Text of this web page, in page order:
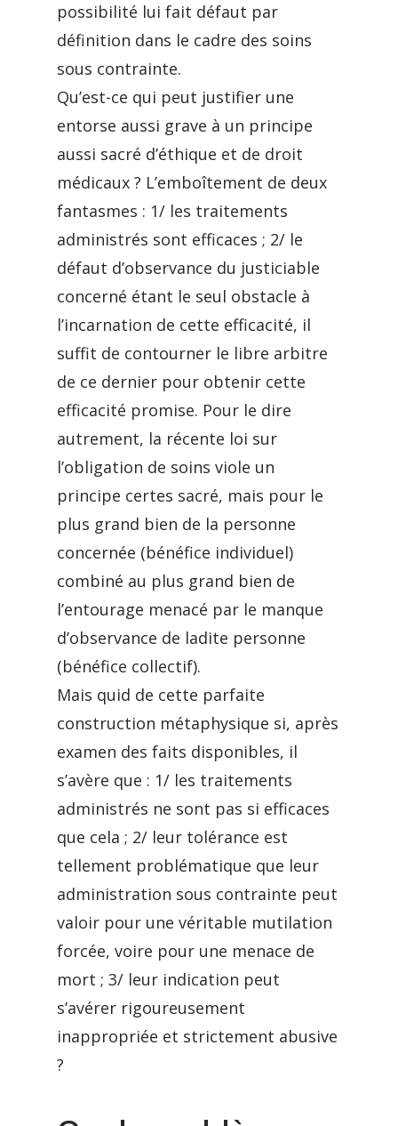
possibilité lui fait défaut par
définition dans le cadre des soins
sous contrainte.
Qu’est-ce qui peut justifier une
entorse aussi grave à un principe
aussi sacré d’éthique et de droit
médicaux ? L’emboîtement de deux
fantasmes : 1/ les traitements
administrés sont efficaces ; 2/ le
défaut d’observance du justiciable
concerné étant le seul obstacle à
l’incarnation de cette efficacité, il
suffit de contourner le libre arbitre
de ce dernier pour obtenir cette
efficacité promise. Pour le dire
autrement, la récente loi sur
l’obligation de soins viole un
principe certes sacré, mais pour le
plus grand bien de la personne
concernée (bénéfice individuel)
combiné au plus grand bien de
l’entourage menacé par le manque
d’observance de ladite personne
(bénéfice collectif).
Mais quid de cette parfaite
construction métaphysique si, après
examen des faits disponibles, il
s’avère que : 1/ les traitements
administrés ne sont pas si efficaces
que cela ; 2/ leur tolérance est
tellement problématique que leur
administration sous contrainte peut
valoir pour une véritable mutilation
forcée, voire pour une menace de
mort ; 3/ leur indication peut
s’avérer rigoureusement
inappropriée et strictement abusive
?